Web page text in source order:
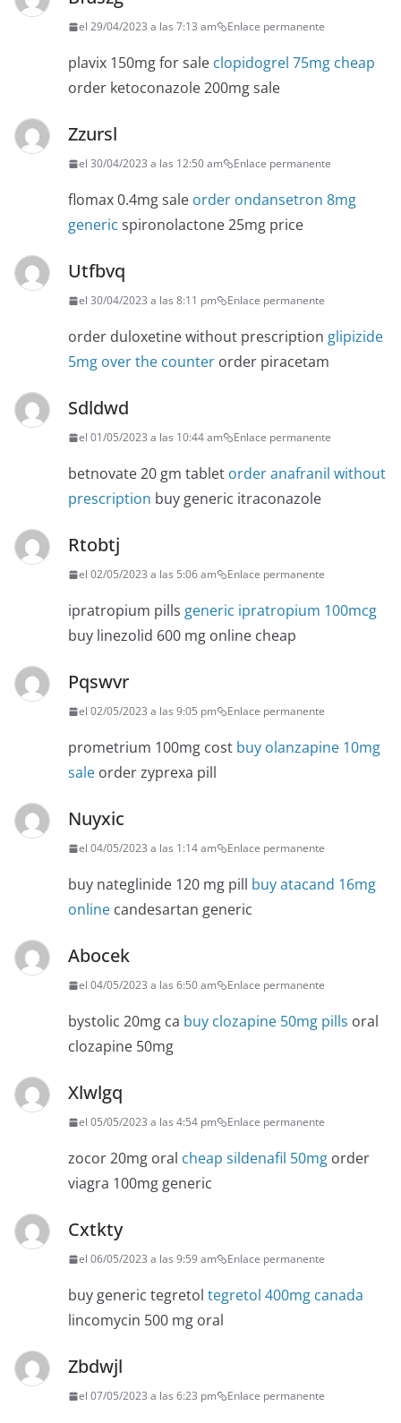
el 29/04/2023 a las 7:13 am Enlace permanente
plavix 150mg for sale clopidogrel 75mg cheap
order ketoconazole 200mg sale
Zzursl
el 30/04/2023 a las 12:50 am Enlace permanente
flomax 0.4mg sale order ondansetron 8mg
generic spironolactone 25mg price
Utfbvq
el 30/04/2023 a las 8:11 pm Enlace permanente
order duloxetine without prescription glipizide
5mg over the counter order piracetam
Sdldwd
el 01/05/2023 a las 10:44 am Enlace permanente
betnovate 20 gm tablet order anafranil without
prescription buy generic itraconazole
Rtobtj
el 02/05/2023 a las 5:06 am Enlace permanente
ipratropium pills generic ipratropium 100mcg
buy linezolid 600 mg online cheap
Pqswvr
el 02/05/2023 a las 9:05 pm Enlace permanente
prometrium 100mg cost buy olanzapine 10mg
sale order zyprexa pill
Nuyxic
el 04/05/2023 a las 1:14 am Enlace permanente
buy nateglinide 120 mg pill buy atacand 16mg
online candesartan generic
Abocek
el 04/05/2023 a las 6:50 am Enlace permanente
bystolic 20mg ca buy clozapine 50mg pills oral
clozapine 50mg
Xlwlgq
el 05/05/2023 a las 4:54 pm Enlace permanente
zocor 20mg oral cheap sildenafil 50mg order
viagra 100mg generic
Cxtkty
el 06/05/2023 a las 9:59 am Enlace permanente
buy generic tegretol tegretol 400mg canada
lincomycin 500 mg oral
Zbdwjl
el 07/05/2023 a las 6:23 pm Enlace permanente